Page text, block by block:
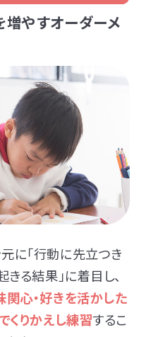
やすオーダーメ
に「行動に先立つき
る結果」に着目し、
関心・好きを活かした
くりかえし練習するこ